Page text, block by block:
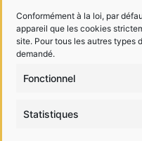
Conformément à la loi, par
appareil que les cookies
site. Pour tous les autres types
demandé.
Fonctionnel
Statistiques
Traitement des
Cookies
Me contacter